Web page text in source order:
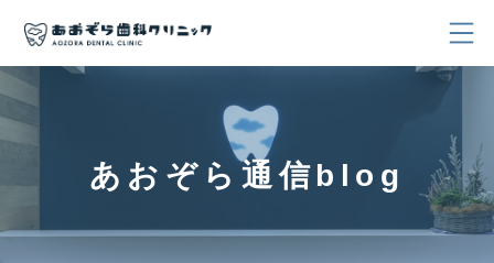
あおぞら通信blog